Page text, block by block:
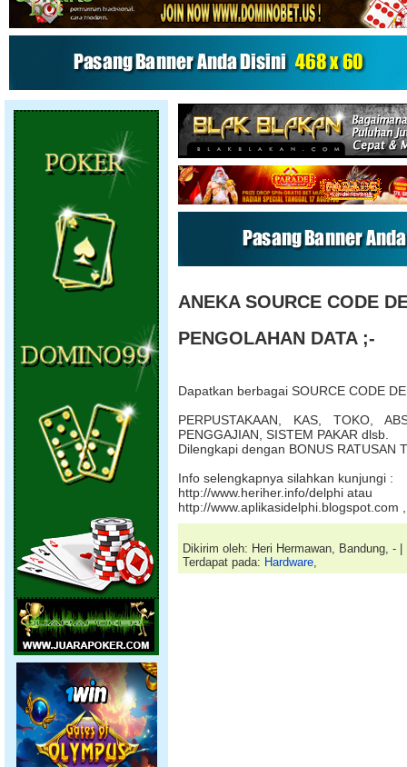
ANEKA SOURCE CODE
PENGOLAHAN DATA ;-
Dapatkan berbagai SOURCE CODE
PERPUSTAKAAN, KAS, TOKO,
PENGGAJIAN, SISTEM PAKAR dlsb.
Dilengkapi dengan BONUS RATUSAN
Info selengkapnya silahkan kunjungi :
http://www.heriher.info/delphi atau
http://www.aplikasidelphi.blogspot.com ,
Dikirim oleh: Heri Hermawan, Bandung, - |
Terdapat pada: Hardware,